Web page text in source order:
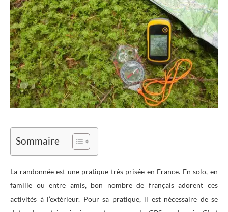
Sommaire
La randonnée est une pratique très prisée en France. En solo, en
famille ou entre amis, bon nombre de français adorent ces
activités à l’extérieur. Pour sa pratique, il est nécessaire de se